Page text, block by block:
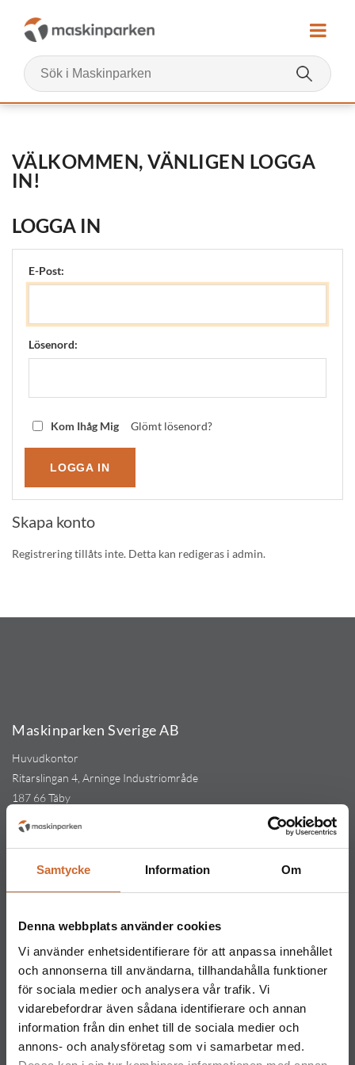
Samtycke Information Om
Denna webbplats använder cookies
Vi använder enhetsidentifierare för att anpassa innehållet
och annonserna till användarna, tillhandahålla funktioner
för sociala medier och analysera vår trafik. Vi
vidarebefordrar även sådana identifierare och annan
information från din enhet till de sociala medier och
annons- och analysföretag som vi samarbetar med.
VÄLKOMMEN, VÄNLIGEN LOGGA
IN!
LOGGA IN
E-Post:
Lösenord:
Kom Ihåg Mig Glömt lösenord?
Skapa konto
Registrering tillåts inte. Detta kan redigeras i admin.
Maskinparken Sverige AB
Huvudkontor
Ritarslingan 4, Arninge Industriområde
187 66 Täby
Tel:
Orgnr: 559217-5763
Kontakt
Maskinparken Stockholm
stockholm@maskinparken.se
Maskinparken Göteborg
031-711 30 10
goteborg@maskinparken.se
Maskinparken Malmö
040-40 40 20